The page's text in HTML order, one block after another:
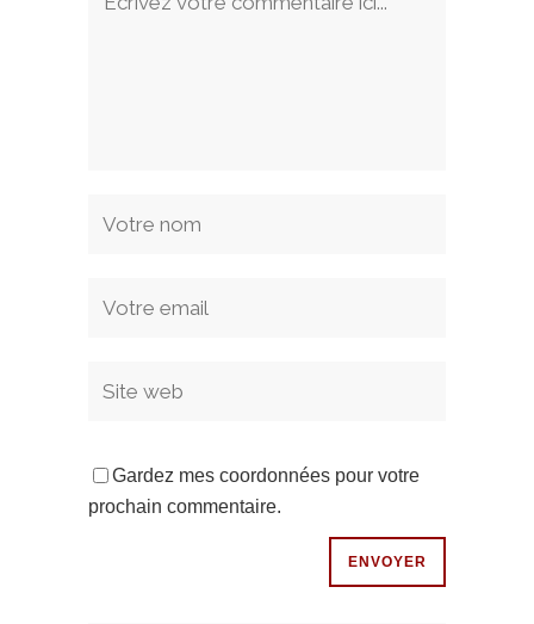
Gardez mes coordonnées pour votre
prochain commentaire.